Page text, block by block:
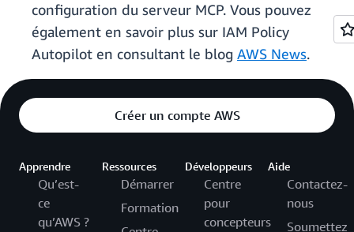
configuration du serveur MCP. Vous pouvez
également en savoir plus sur IAM Policy
Autopilot en consultant le blog AWS News.
Créer un compte AWS
Apprendre
Qu’est-
ce
qu’AWS ?
Ressources
Démarrer
Formation
Développeurs
Centre
pour
concepteurs
Aide
Contactez-
nous
Soumettez